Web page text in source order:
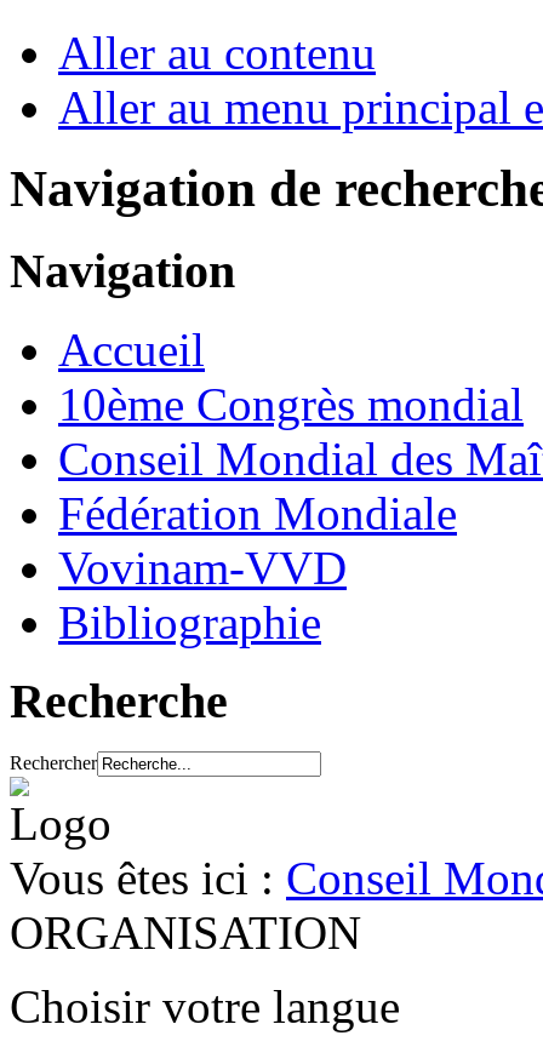
Aller au contenu
Aller au menu principal
Navigation de
Navigation
Accueil
10ème Congrès mondial
Conseil Mondial des
Fédération Mondiale
Vovinam-VVD
Bibliographie
Recherche
Rechercher
Vous êtes ici : Conseil
ORGANISATION
Choisir votre langue